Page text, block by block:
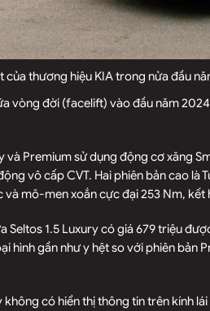
của thương hiệu KIA trong nửa đầu
vòng đời (facelift) vào đầu năm
và Premium sử dụng động cơ xăng
vô cấp CVT. Hai phiên bản cao là
và mô-men xoắn cực đại 253 Nm,
Seltos 1.5 Luxury có giá 679 triệu
hình gần như y hệt so với phiên bản
có hiển thị thông tin trên kính